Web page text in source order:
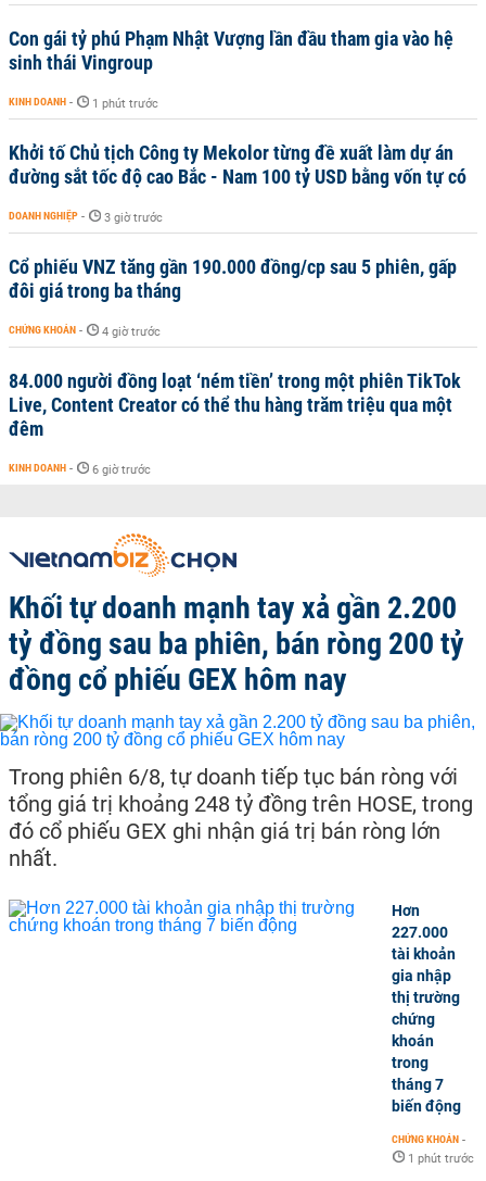
Con gái tỷ phú Phạm Nhật Vượng lần đầu tham gia vào hệ
sinh thái Vingroup
KINH DOANH - 1 phút trước
Khởi tố Chủ tịch Công ty Mekolor từng đề xuất làm dự án
đường sắt tốc độ cao Bắc - Nam 100 tỷ USD bằng vốn tự có
DOANH NGHIỆP - 3 giờ trước
Cổ phiếu VNZ tăng gần 190.000 đồng/cp sau 5 phiên, gấp
đôi giá trong ba tháng
CHỨNG KHOÁN - 4 giờ trước
84.000 người đồng loạt ‘ném tiền’ trong một phiên TikTok
Live, Content Creator có thể thu hàng trăm triệu qua một
đêm
KINH DOANH - 6 giờ trước
Khối tự doanh mạnh tay xả gần 2.200
tỷ đồng sau ba phiên, bán ròng 200 tỷ
đồng cổ phiếu GEX hôm nay
Trong phiên 6/8, tự doanh tiếp tục bán ròng với
tổng giá trị khoảng 248 tỷ đồng trên HOSE, trong
đó cổ phiếu GEX ghi nhận giá trị bán ròng lớn
nhất.
Hơn
227.000
tài khoản
gia nhập
thị trường
chứng
khoán
trong
tháng 7
biến động
CHỨNG KHOÁN -
1 phút trước